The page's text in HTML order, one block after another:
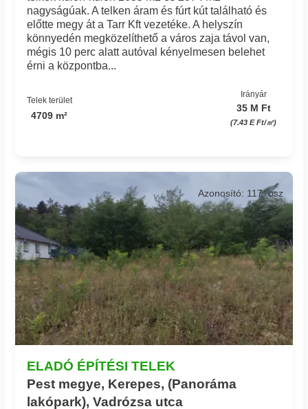
nagyságúak. A telken áram és fúrt kút található és
előtte megy át a Tarr Kft vezetéke. A helyszín
könnyedén megközelíthető a város zaja távol van,
mégis 10 perc alatt autóval kényelmesen belehet
érni a központba...
Telek terület
4709 m²
Irányár
35 M Ft
(7.43 E Ft/㎡)
ELADÓ ÉPÍTÉSI TELEK
Pest megye, Kerepes, (Panoráma
lakópark), Vadrózsa utca
Azonosító: 117_osz